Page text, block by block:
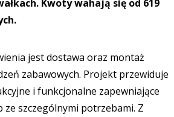
Kwoty wahają się od 619
jest dostawa oraz montaż
zabawowych. Projekt przewiduje
i funkcjonalne zapewniające
szczególnymi potrzebami. Z